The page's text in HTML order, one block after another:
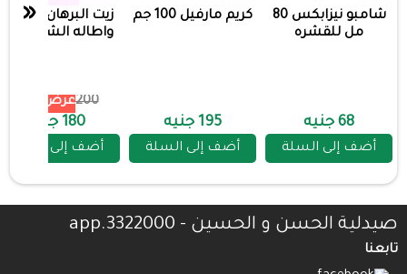
شامبو نيزابكس 80
مل للقشره
68 جنيه
أضف إلى السلة
كريم مارفيل 100 جم
195 جنيه
أضف إلى السلة
زيت البرهان لتكثيف
واطاله الشعر احمر
200عرض 10%
180 جنيه
أضف إلى السلة
«
صيدلية الحسن و الحسين - 3322000.app
تابعنا